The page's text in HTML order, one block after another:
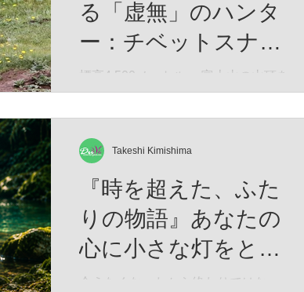
る「虚無」のハンタ
ー：チベットスナギ
ツネ】（Vulpes
標高4,500メートル。 富士山の山頂を
遥かに超え、酸素は地表の半分、冬
むかのようなこの極限の地に、世界
かれる捕食者が生息しています。 彼
の名はチベットスナギツネ（Vulpes
ferrilata）。 チベットスナギツネ 人
間の感情をすべて削ぎ落としたかの
ようなその「虚無の眼差し」は、
SNSでユーモラスなミームとして愛
『時を超えた、ふた
りの物語』あなたの
心に小さな灯をとも
せますように。Time
会えなくなったから終わりではな
Takeshi Kimishima